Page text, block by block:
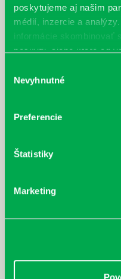
poskytujeme aj našim
médií, inzercie a
informácie skombinovať
poskytli, alebo ktoré od
súhlasu
Nevyhnutné
Preferencie
Štatistiky
Marketing
Prvá biografia najväčšieho
cyklistu modernej doby: